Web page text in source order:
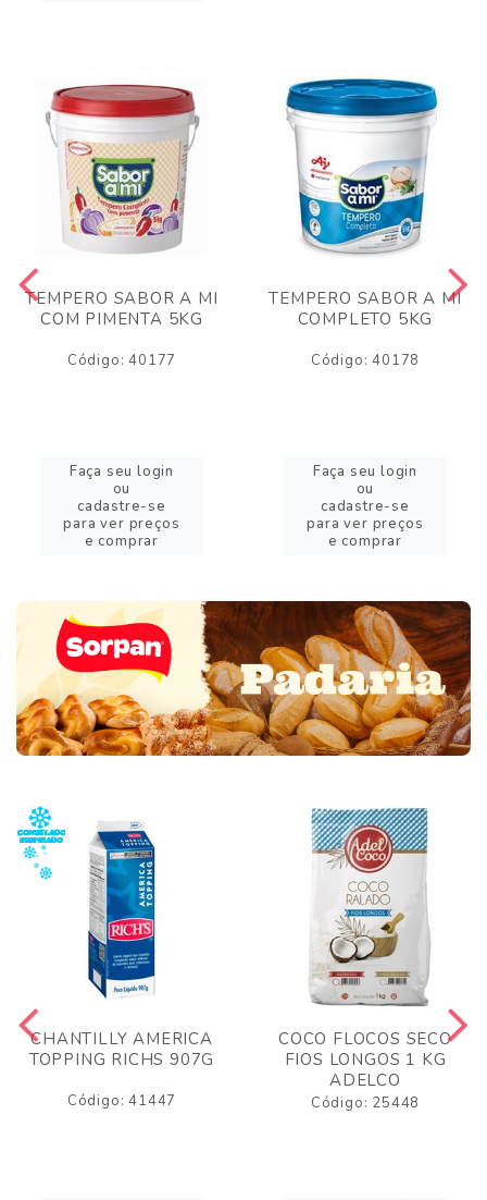
TEMPERO SABOR A MI
COM PIMENTA 5KG
Código: 40177
Faça seu login
ou
cadastre-se
para ver preços
e comprar
TEMPERO SABOR A MI
COMPLETO 5KG
Código: 40178
Faça seu login
ou
cadastre-se
para ver preços
e comprar
CHANTILLY AMERICA
TOPPING RICHS 907G
Código: 41447
COCO FLOCOS SECO
FIOS LONGOS 1 KG
ADELCO
Código: 25448